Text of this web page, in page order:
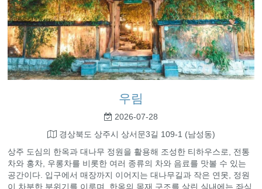
우림
2026-07-28
경상북도 상주시 상서문3길 109-1 (남성동)
상주 도심의 한옥과 대나무 정원을 활용해 조성한 티하우스로, 전통
차와 홍차, 우롱차를 비롯한 여러 종류의 차와 음료를 맛볼 수 있는
공간이다. 입구에서 매장까지 이어지는 대나무길과 작은 연못, 정원
이 차분한 분위기를 이루며, 한옥의 목재 구조를 살린 실내에는 좌식